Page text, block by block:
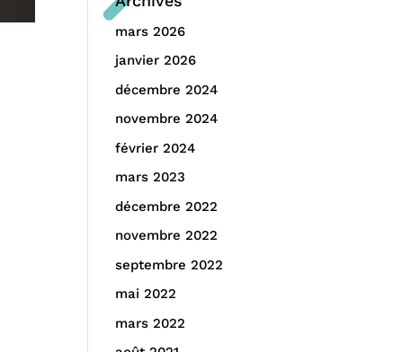
mars 2026
janvier 2026
décembre 2024
novembre 2024
février 2024
mars 2023
décembre 2022
novembre 2022
septembre 2022
mai 2022
mars 2022